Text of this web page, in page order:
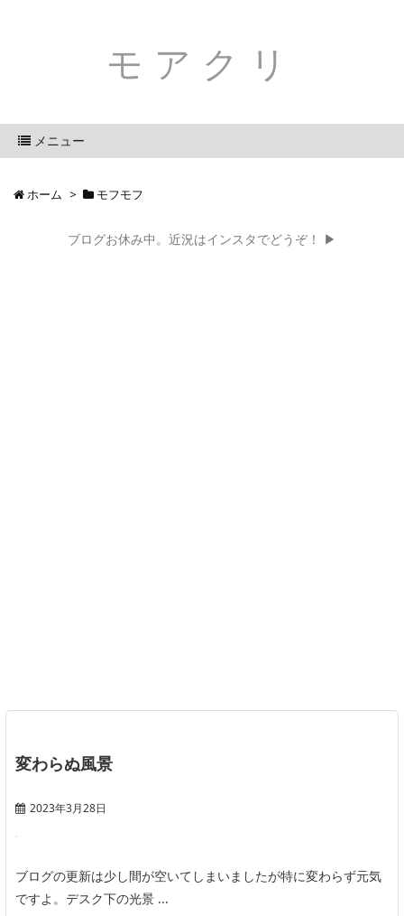
モアクリ
メニュー
ホーム > モフモフ
ブログお休み中。近況はインスタでどうぞ！ ▶
変わらぬ風景
2023年3月28日
ブログの更新は少し間が空いてしまいましたが特に変わらず元気
ですよ。デスク下の光景 ...